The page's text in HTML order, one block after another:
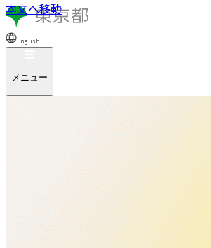
本文へ移動
English
メニュー